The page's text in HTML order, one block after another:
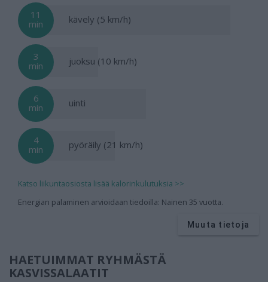
11
min
kävely (5 km/h)
3
min
juoksu (10 km/h)
6
min
uinti
4
min
pyöräily (21 km/h)
Katso liikuntaosiosta lisää kalorinkulutuksia >>
Energian palaminen arvioidaan tiedoilla: Nainen 35 vuotta.
Muuta tietoja
HAETUIMMAT RYHMÄSTÄ
KASVISSALAATIT